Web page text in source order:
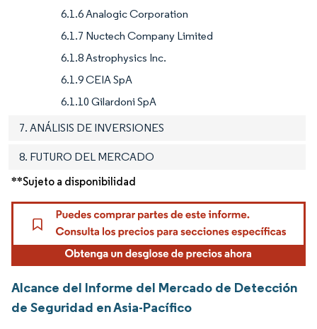
6.1.6 Analogic Corporation
6.1.7 Nuctech Company Limited
6.1.8 Astrophysics Inc.
6.1.9 CEIA SpA
6.1.10 Gilardoni SpA
7. ANÁLISIS DE INVERSIONES
8. FUTURO DEL MERCADO
**Sujeto a disponibilidad
Alcance del Informe del Mercado de Detección
de Seguridad en Asia-Pacífico